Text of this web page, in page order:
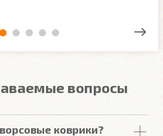
вопросы
коврики?